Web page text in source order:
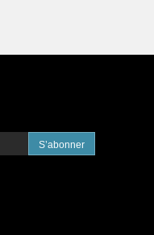
S’abonner